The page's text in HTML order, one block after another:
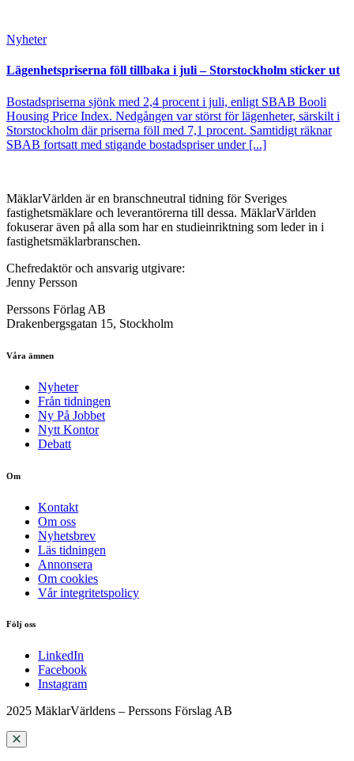
Nyheter
Lägenhetspriserna föll tillbaka i juli – Storstockholm sticker ut
Bostadspriserna sjönk med 2,4 procent i juli, enligt SBAB Booli
Housing Price Index. Nedgången var störst för lägenheter, särskilt i
Storstockholm där priserna föll med 7,1 procent. Samtidigt räknar
SBAB fortsatt med stigande bostadspriser under [...]
MäklarVärlden är en branschneutral tidning för Sveriges
fastighetsmäklare och leverantörerna till dessa. MäklarVärlden
fokuserar även på alla som har en studieinriktning som leder in i
fastighetsmäklarbranschen.
Chefredaktör och ansvarig utgivare:
Jenny Persson
Perssons Förlag AB
Drakenbergsgatan 15, Stockholm
Våra ämnen
Nyheter
Från tidningen
Ny På Jobbet
Nytt Kontor
Debatt
Om
Kontakt
Om oss
Nyhetsbrev
Läs tidningen
Annonsera
Om cookies
Vår integritetspolicy
Följ oss
LinkedIn
Facebook
Instagram
2025 MäklarVärldens – Perssons Förslag AB